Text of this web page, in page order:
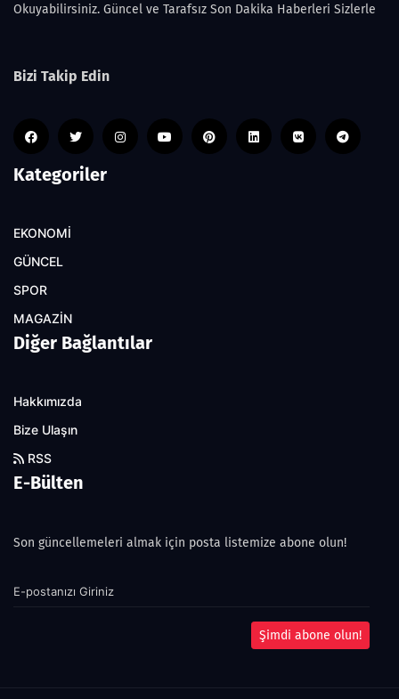
Okuyabilirsiniz. Güncel ve Tarafsız Son Dakika Haberleri Sizlerle
Bizi Takip Edin
Kategoriler
EKONOMİ
GÜNCEL
SPOR
MAGAZİN
Diğer Bağlantılar
Hakkımızda
Bize Ulaşın
RSS
E-Bülten
Son güncellemeleri almak için posta listemize abone olun!
Şimdi abone olun!